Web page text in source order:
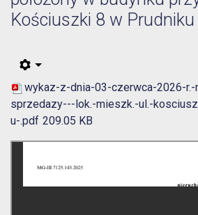
Kościuszki 8 w Prudniku
wykaz-z-dnia-03-czerwca-2026-r.-
sprzedazy---lok.-mieszk.-ul.-
u-.pdf 209.05 KB